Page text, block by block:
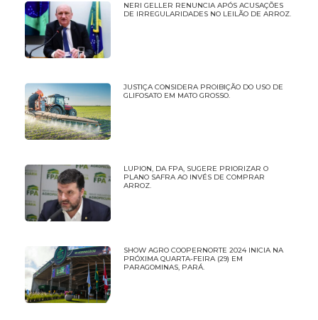
NERI GELLER RENUNCIA APÓS ACUSAÇÕES
DE IRREGULARIDADES NO LEILÃO DE ARROZ.
JUSTIÇA CONSIDERA PROIBIÇÃO DO USO DE
GLIFOSATO EM MATO GROSSO.
LUPION, DA FPA, SUGERE PRIORIZAR O
PLANO SAFRA AO INVÉS DE COMPRAR
ARROZ.
SHOW AGRO COOPERNORTE 2024 INICIA NA
PRÓXIMA QUARTA-FEIRA (29) EM
PARAGOMINAS, PARÁ.